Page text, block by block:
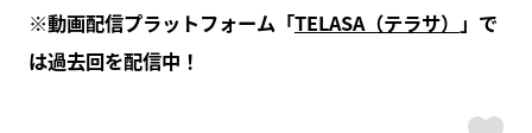
※動画配信プラットフォーム「TELASA（テラサ） 」で
は過去回を配信中！